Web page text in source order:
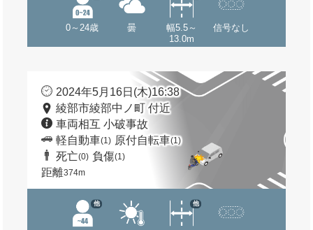
0～24歳 曇
幅5.5～
13.0m
信号なし
2024年5月16日(木)16:38
綾部市綾部中ノ町 付近
車両相互 小破事故
軽自動車(1) 原付自転車(1)
死亡(0) 負傷(1)
距離374m
他 他